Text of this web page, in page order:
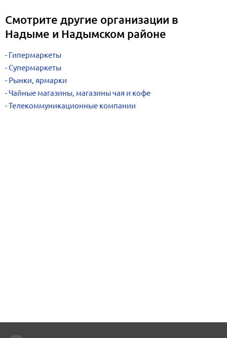
Смотрите другие организации в
Надыме и Надымском районе
Гипермаркеты
Супермаркеты
Рынки, ярмарки
Чайные магазины, магазины чая и кофе
Телекоммуникационные компании